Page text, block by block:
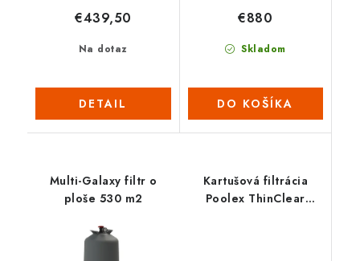
Na dotaz
€439,50
DETAIL
Skladom
€880
DO KOŠÍKA
Multi-Galaxy filtr o
ploše 530 m2
Kartušová filtrácia
Poolex ThinClear